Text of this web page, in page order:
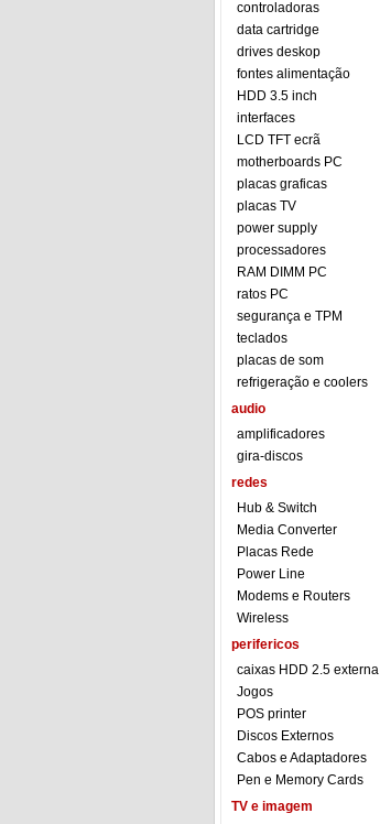
controladoras
data cartridge
drives deskop
fontes alimentação
HDD 3.5 inch
interfaces
LCD TFT ecrã
motherboards PC
placas graficas
placas TV
power supply
processadores
RAM DIMM PC
ratos PC
segurança e TPM
teclados
placas de som
refrigeração e coolers
audio
amplificadores
gira-discos
redes
Hub & Switch
Media Converter
Placas Rede
Power Line
Modems e Routers
Wireless
perifericos
caixas HDD 2.5 externa
Jogos
POS printer
Discos Externos
Cabos e Adaptadores
Pen e Memory Cards
TV e imagem